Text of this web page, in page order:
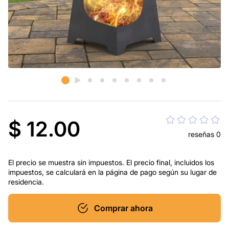
$ 12.00 reseñas 0
El precio se muestra sin impuestos. El precio final, incluidos los
impuestos, se calculará en la página de pago según su lugar de
residencia.
Comprar ahora